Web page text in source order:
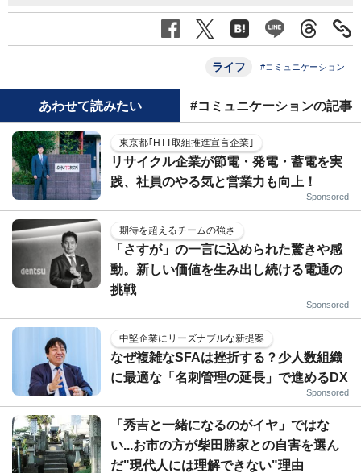
ライフ #コミュニケーション
あわせて読みたい #コミュニケーションの記事
東京都｢HTT取組推進宣言企業｣
リサイクル企業が節電・発電・蓄電を実
践、社員のやる気と営業力も向上！
Sponsored
期待を超えるチームの強さ
「さすが」の一言に込められた驚きや感
動。新しい価値を生み出し続ける電通の
挑戦
Sponsored
中堅企業にリーズナブルな新提案
なぜ複雑なSFAは挫折する？少人数組織
に最適な「名刺管理の延長」で進めるDX
Sponsored
「秀吉と一緒になるのがイヤ」ではな
い...お市の方が柴田勝家との自害を選ん
だ"現代人には理解できない"理由